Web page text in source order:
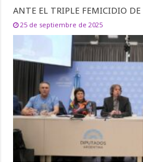
ANTE EL TRIPLE FEMICIDIO
25 de septiembre de 2025